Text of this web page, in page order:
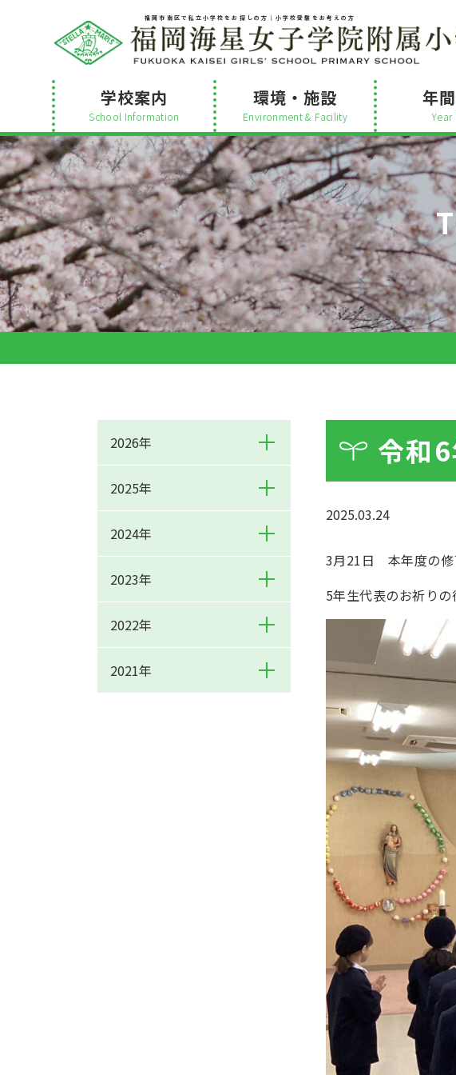
福岡市南区で私立小学校をお探しの方│小学校受験をお考えの方
学校案内
School Information
環境・施設
Environment & Facility
年
Year
令和
2025.03.24
3月21日 本年度の修
5年生代表のお祈り
2026年
2025年
2024年
2023年
2022年
2021年